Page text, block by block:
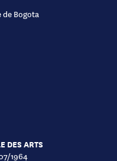
Bogota
DES ARTS
1964